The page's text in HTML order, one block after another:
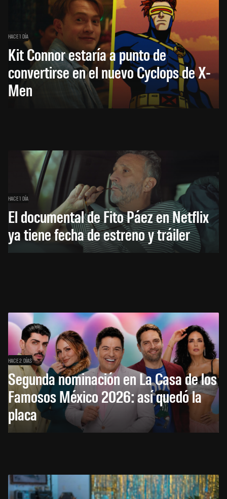
HACE 1 DÍA
Kit Connor estaría a punto de
convertirse en el nuevo Cyclops de X-
Men
HACE 1 DÍA
El documental de Fito Páez en Netflix
ya tiene fecha de estreno y tráiler
HACE 2 DÍAS
Segunda nominación en La Casa de los
Famosos México 2026: así quedó la
placa